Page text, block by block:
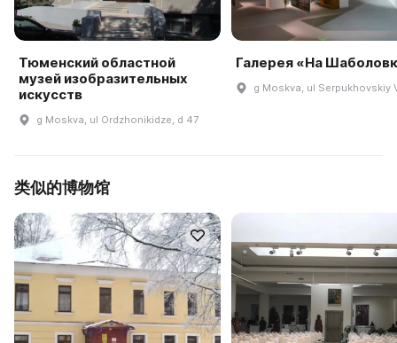
Тюменский областной
музей изобразительных
искусств
g Moskva, ul Ordzhonikidze, d 47
Галерея «На
g Moskva, ul Serpukhovskiy
类似的博物馆